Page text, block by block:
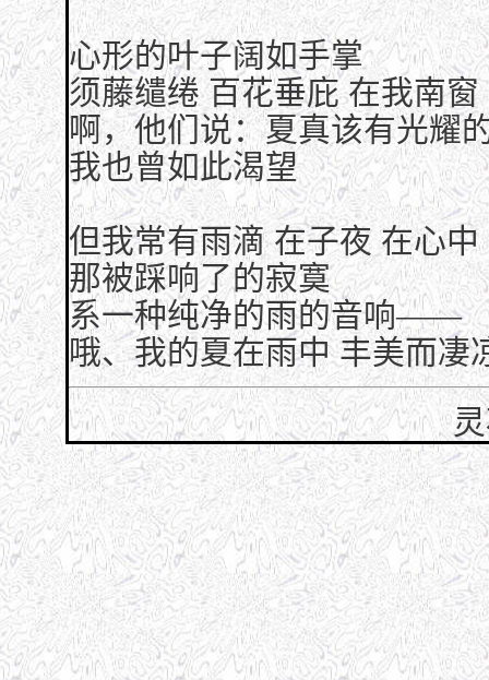
心形的叶子阔如手掌
须藤缱绻 百花垂庇 在我南窗
啊，他们说：夏真该有光耀
我也曾如此渴望
但我常有雨滴 在子夜 在心中
那被踩响了的寂寞
系一种纯净的雨的音响——
哦、我的夏在雨中 丰美而凄